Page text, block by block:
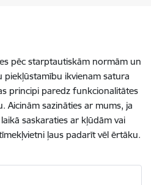
pēc starptautiskām normām un
piekļūstamību ikvienam satura
principi paredz funkcionalitātes
. Aicinām sazināties ar mums, ja
laikā saskaraties ar kļūdām vai
ļaus padarīt vēl ērtāku.